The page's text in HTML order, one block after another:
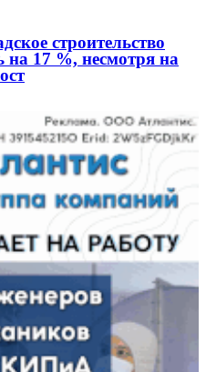
строительство
на 17 %, несмотря на